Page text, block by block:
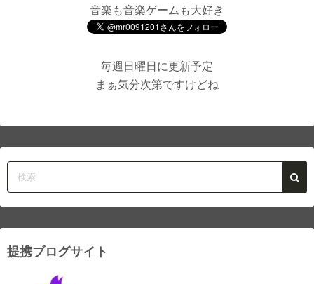
音楽も音楽ゲームも大好き
毎週日曜日に更新予定
まぁ気分次第ですけどね
提携ブログサイト